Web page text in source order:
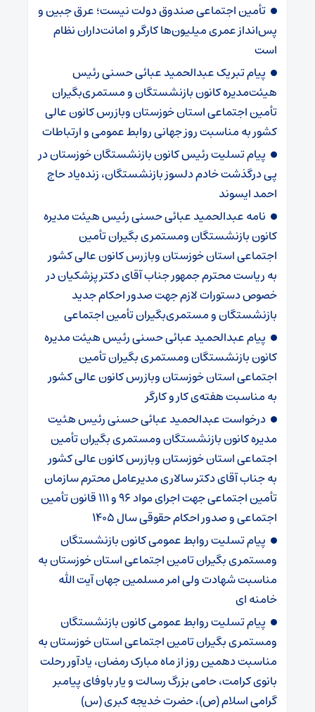
تأمین اجتماعی صندوق دولت نیست؛ عرق جبین و
پس‌انداز عمری میلیون‌ها کارگر و امانت‌داران نظام
است
پیام تبریک عبدالحمید عبائی حسنی رئیس
هیئت‌مدیره کانون بازنشستگان و مستمری‌بگیران
تأمین اجتماعی استان خوزستان وبازرس کانون عالی
کشور به مناسبت روز جهانی روابط عمومی و ارتباطات
پیام تسلیت رئیس کانون بازنشستگان خوزستان در
پی درگذشت خادم دلسوز بازنشستگان، زنده‌یاد حاج
احمد ایسوند
نامه عبدالحمید عبائی حسنی رئیس هیئت مدیره
کانون بازنشستگان ومستمری بگیران تأمین
اجتماعی استان خوزستان وبازرس کانون عالی کشور
به ریاست محترم جمهور جناب آقای دکتر پزشکیان در
خصوص دستورات لازم جهت صدور احکام جدید
بازنشستگان و مستمری‌بگیران تأمین اجتماعی
پیام عبدالحمید عبائی حسنی رئیس هیئت مدیره
کانون بازنشستگان ومستمری بگیران تأمین
اجتماعی استان خوزستان وبازرس کانون عالی کشور
به مناسبت هفته‌ی کار و کارگر
درخواست عبدالحمید عبائی حسنی رئیس هئیت
مدیره کانون بازنشستگان ومستمری بگیران تأمین
اجتماعی استان خوزستان وبازرس کانون عالی کشور
به جناب آقای دکتر سالاری مدیرعامل محترم سازمان
تأمین اجتماعی جهت اجرای مواد ۹۶ و ۱۱۱ قانون تأمین
اجتماعی و صدور احکام حقوقی سال ۱۴۰۵
پیام تسلیت روابط عمومی کانون بازنشستگان
ومستمری بگیران تامین اجتماعی استان خوزستان به
مناسبت شهادت ولی امر مسلمین جهان آیت الله
خامنه ای
پیام تسلیت روابط عمومی کانون بازنشستگان
ومستمری بگیران تامین اجتماعی استان خوزستان به
مناسبت دهمین روز از ماه مبارک رمضان، یادآور رحلت
بانوی کرامت، حامی بزرگ رسالت و یار باوفای پیامبر
گرامی اسلام (ص)، حضرت خدیجه کبری (س)